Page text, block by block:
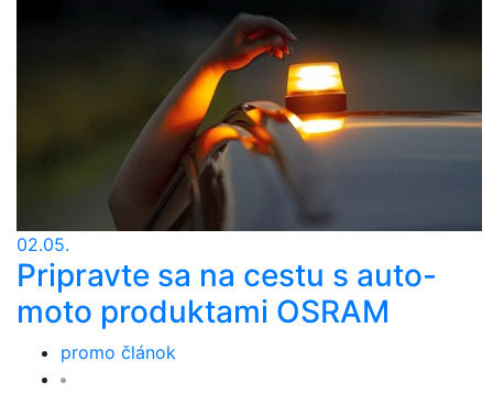
02.05.
Pripravte sa na cestu s auto-
moto produktami OSRAM
promo článok